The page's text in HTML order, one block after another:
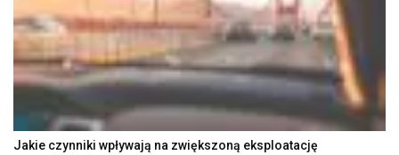
Jakie czynniki wpływają na zwiększoną eksploatację